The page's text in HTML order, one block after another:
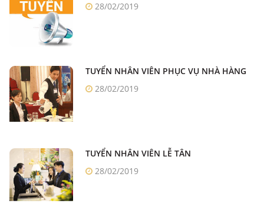
28/02/2019
TUYỂN NHÂN VIÊN PHỤC VỤ NHÀ HÀNG
28/02/2019
TUYỂN NHÂN VIÊN LỄ TÂN
28/02/2019